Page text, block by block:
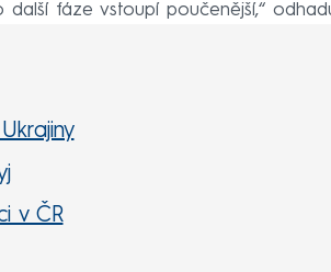
fáze vstoupí poučenější,“
v ČR